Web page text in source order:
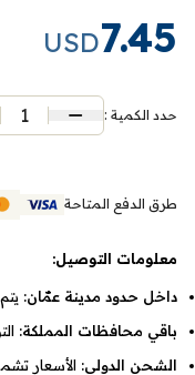
7.45
USD
حدد الكمية : 1
طرق الدفع المتاحة
معلومات التوصيل:
داخل حدود مدينة عمّان: يتم
باقي محافظات المملكة:
الشحن الدولي: الأسعار